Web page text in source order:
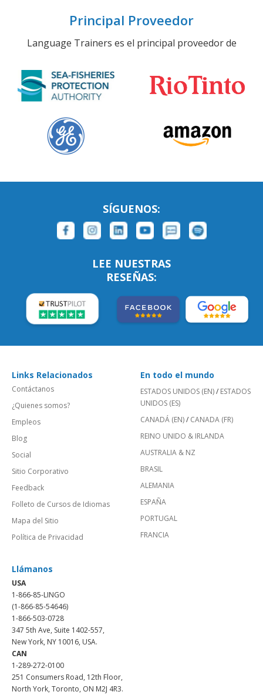
Principal Proveedor
Language Trainers es el principal proveedor de
SÍGUENOS:
LEE NUESTRAS
RESEÑAS:
Links Relacionados
Contáctanos
¿Quienes somos?
Empleos
Blog
Social
Sitio Corporativo
Feedback
Folleto de Cursos de Idiomas
Mapa del Sitio
Política de Privacidad
En todo el mundo
ESTADOS UNIDOS (EN)/ ESTADOS
UNIDOS (ES)
CANADÁ (EN)/ CANADA (FR)
REINO UNIDO & IRLANDA
AUSTRALIA & NZ
BRASIL
ALEMANIA
ESPAÑA
PORTUGAL
FRANCIA
Llámanos
USA
1-866-85-LINGO
(1-866-85-54646)
1-866-503-0728
347 5th Ave, Suite 1402-557,
New York, NY 10016, USA.
CAN
1-289-272-0100
251 Consumers Road, 12th Floor,
North York, Toronto, ON M2J 4R3.